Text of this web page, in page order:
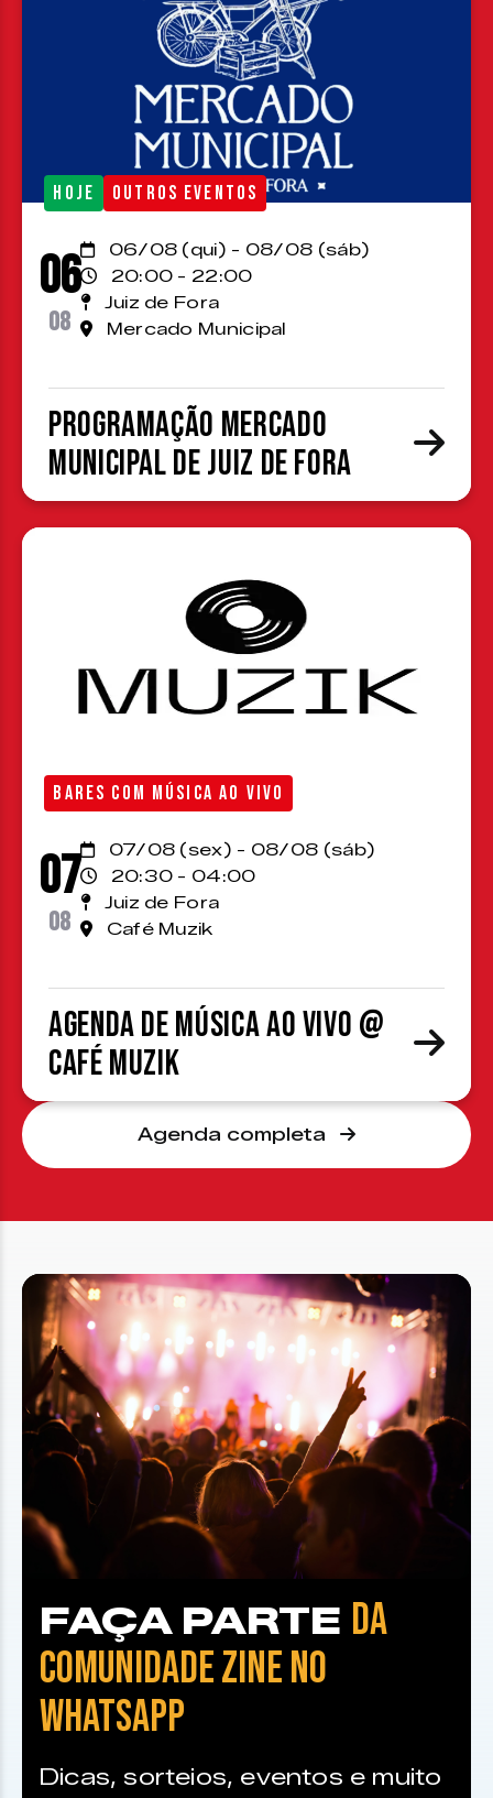
HOJE OUTROS EVENTOS
06
08
06/08 (qui) - 08/08 (sáb)
20:00 - 22:00
Juiz de Fora
Mercado Municipal
Programação Mercado
Municipal de Juiz de Fora
BARES COM MÚSICA AO VIVO
07
08
07/08 (sex) - 08/08 (sáb)
20:30 - 04:00
Juiz de Fora
Café Muzik
Agenda de Música ao Vivo @
Café Muzik
Agenda completa
FAÇA PARTE DA
COMUNIDADE ZINE NO
WHATSAPP
Dicas, sorteios, eventos e muito